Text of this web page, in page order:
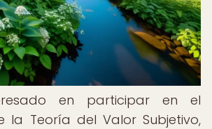
en participar en el
la Teoría del Valor Subjetivo,